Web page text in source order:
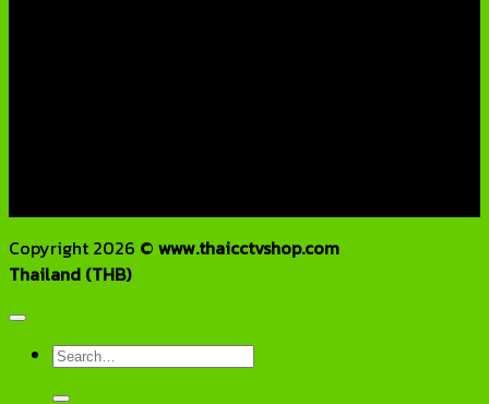
Copyright 2026 © www.thaicctvshop.com
Thailand (THB)
Search